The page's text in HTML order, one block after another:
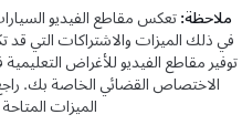
ملاحظة: تعكس مقاطع الفيديو
في ذلك الميزات والاشتراكات التي قد
توفير مقاطع الفيديو للأغراض
الاختصاص القضائي الخاصة بك.
الميزات